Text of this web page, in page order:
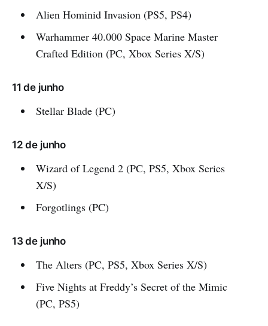
Alien Hominid Invasion (PS5, PS4)
Warhammer 40.000 Space Marine Master
Crafted Edition (PC, Xbox Series X/S)
11 de junho
Stellar Blade (PC)
12 de junho
Wizard of Legend 2 (PC, PS5, Xbox Series
X/S)
Forgotlings (PC)
13 de junho
The Alters (PC, PS5, Xbox Series X/S)
Five Nights at Freddy’s Secret of the Mimic
(PC, PS5)